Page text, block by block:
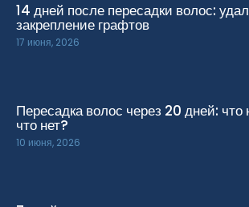
14 дней после пересадки волос:
закрепление графтов
17 июня, 2026
Пересадка волос через 20 дней: что
что нет?
10 июня, 2026